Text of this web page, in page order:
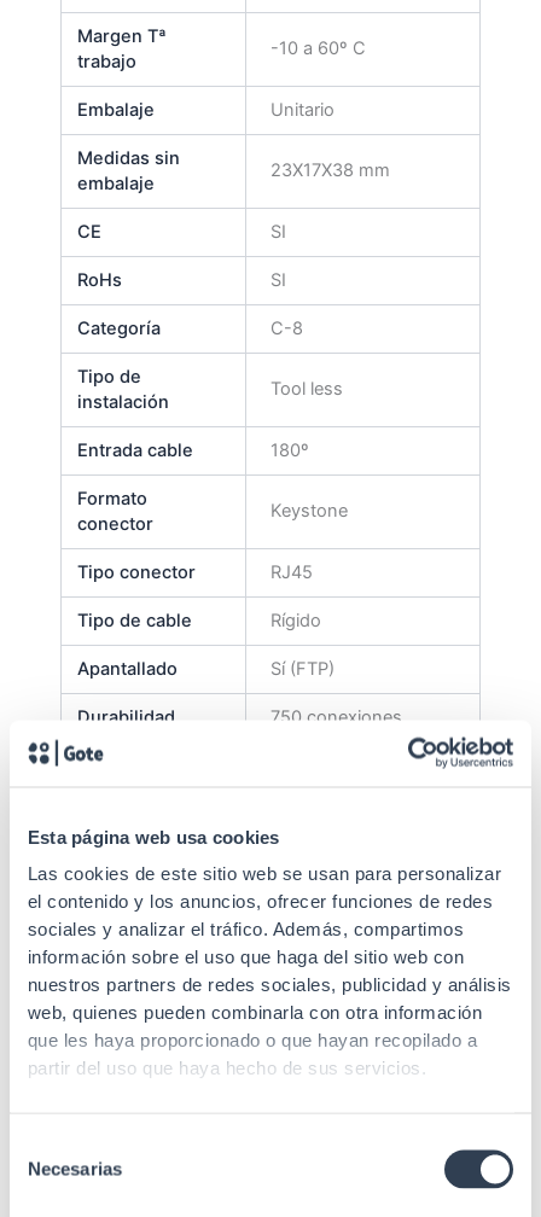
Esta página web usa cookies
Las cookies de este sitio web se usan para personalizar
el contenido y los anuncios, ofrecer funciones de redes
sociales y analizar el tráfico. Además, compartimos
información sobre el uso que haga del sitio web con
nuestros partners de redes sociales, publicidad y análisis
web, quienes pueden combinarla con otra información
que les haya proporcionado o que hayan recopilado a
partir del uso que haya hecho de sus servicios.
Necesarias
Margen Tª
trabajo
-10 a 60º C
Embalaje Unitario
Medidas sin
embalaje
23X17X38 mm
CE SI
RoHs SI
Categoría C-8
Tipo de
instalación
Tool less
Entrada cable 180º
Formato
conector
Keystone
Tipo conector RJ45
Tipo de cable Rígido
Apantallado Sí (FTP)
Durabilidad 750 conexiones
Conexión
Contactos 8
Recubrimiento 50µ oro
Material cuerpo Policarbonato
Material de
contacto
Bronce fosforado
Etiquetado para